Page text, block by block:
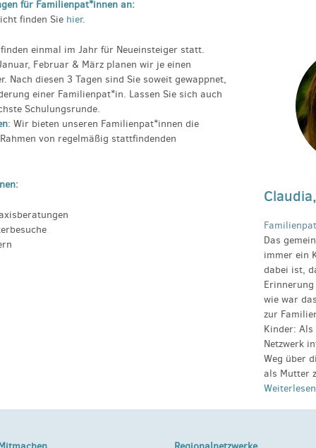
für Familienpat*innen an:
finden Sie hier.
einmal im Jahr für Neueinsteiger statt.
Februar & März planen wir je einen
Nach diesen 3 Tagen sind Sie soweit gewappnet,
einer Familienpat*in. Lassen Sie sich auch
Schulungsrunde.
: Wir bieten unseren Familienpat*innen die
von regelmäßig stattfindenden
Das
immer ein
dabei ist,
wie war
zur
Kinder:
Netzwerk
Weg über
als Mutter